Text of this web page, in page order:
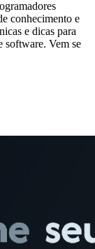
conhecimento e
e dicas para
software. Vem se